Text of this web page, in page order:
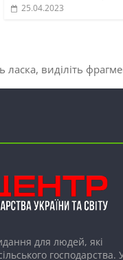
25.04.2023
виділіть
для людей, які
господарства.